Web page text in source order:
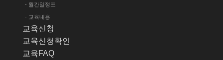
- 월간일정표
- 교육내용
교육신청
교육신청확인
교육FAQ